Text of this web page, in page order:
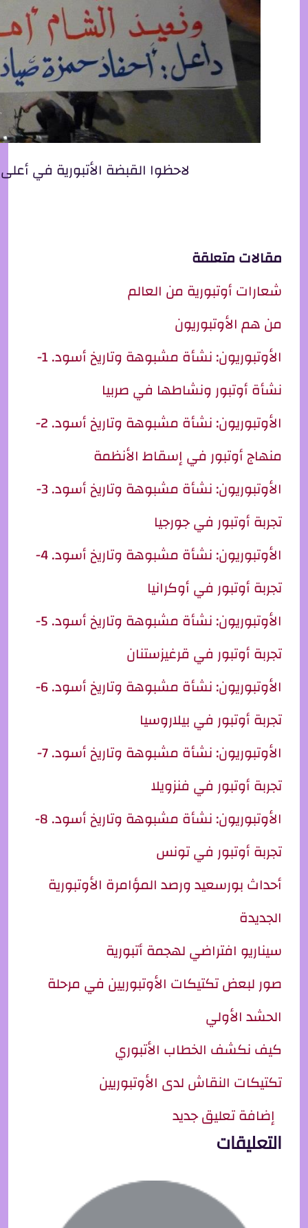
لاحظوا القبضة الأتبورية في
مقالات متعلقة
شعارات أوتبورية من العالم
من هم الأوتبوريون
الأوتبوريون: نشأة مشبوهة وتاريخ أسود. 1-
نشأة أوتبور ونشاطها في صربيا
الأوتبوريون: نشأة مشبوهة وتاريخ أسود. 2-
منهاج أوتبور في إسقاط الأنظمة
الأوتبوريون: نشأة مشبوهة وتاريخ أسود. 3-
تجربة أوتبور في جورجيا
الأوتبوريون: نشأة مشبوهة وتاريخ أسود. 4-
تجربة أوتبور في أوكرانيا
الأوتبوريون: نشأة مشبوهة وتاريخ أسود. 5-
تجربة أوتبور في قرغيزستنان
الأوتبوريون: نشأة مشبوهة وتاريخ أسود. 6-
تجربة أوتبور في بيلاروسيا
الأوتبوريون: نشأة مشبوهة وتاريخ أسود. 7-
تجربة أوتبور في فنزويلا
الأوتبوريون: نشأة مشبوهة وتاريخ أسود. 8-
تجربة أوتبور في تونس
أحداث بورسعيد ورصد المؤامرة الأوتبورية
الجديدة
سيناريو افتراضي لهجمة أتبورية
صور لبعض تكتيكات الأوتبوريين في مرحلة
الحشد الأولي
كيف نكشف الخطاب الأتبوري
تكتيكات النقاش لدى الأوتبوريين
إضافة تعليق جديد
التعليقات